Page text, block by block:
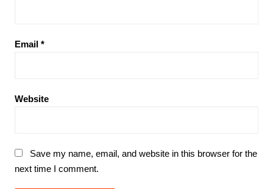
Email *
Website
Save my name, email, and website in this browser for the
next time I comment.